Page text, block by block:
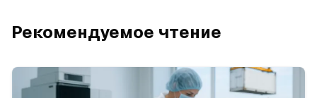
Рекомендуемое чтение